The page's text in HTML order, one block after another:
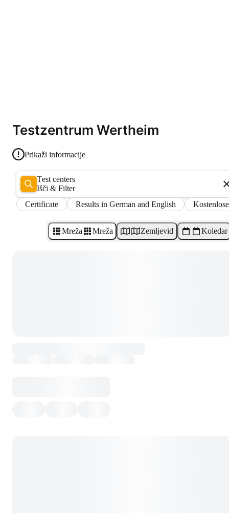
Testzentrum Wertheim
Prikaži informacije
Test centers
Išči & Filter
Certificate
Results in German and English
Mreža Mreža Zemljevid Koledar